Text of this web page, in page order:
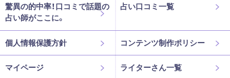
驚異の的中率！口コミで話題の
占い師がここに。
占い口コミ一覧
個人情報保護方針 コンテンツ制作ポリシー
マイページ ライターさん一覧